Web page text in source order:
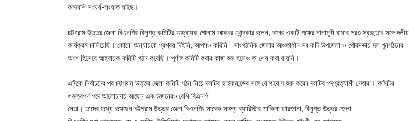
কমবেশি সংঘর্ষ-সংঘাত ঘটছে।
চট্টগ্রাম উত্তর জেলা বিএনপির বিলুপ্ত কমিটির আহ্বায়ক গোলাম আকবর খোন্দকার বলেন, দলের একটি পক্ষের নানামুখী বাধার পরও স্বচ্ছতার সঙ্গে দলীয়
কার্যক্রম চালিয়েছি। কোনো অন্যায়কে প্রশ্রয় দিইনি, আপসও করিনি। সাংগঠনিক জেলার আওতাধীন সব কটি উপজেলা ও পৌরসভায় দল পুনর্গঠনের
অংশ হিসেবে আহ্বায়ক কমিটি গঠন করেছি। পূর্ণাঙ্গ কমিটি করার কাজ শুরু হলেও তা শেষ করা যায়নি।
এদিকে নির্বাচনের পর চট্টগ্রাম উত্তর জেলা কমিটি গঠন নিয়ে দলটির হাইকমান্ডের সঙ্গে যোগাযোগ শুরু করেন দলটির পদপ্রত্যাশী নেতারা। কমিটির
গুরুত্বপূর্ণ পদে আলোচনায় আছেন এক ডজনেরও বেশি বিএনপি
নেতা। তাদের মধ্যে রয়েছেন চট্টগ্রাম উত্তর জেলা বিএনপির সাবেক সদস্য ব্যারিস্টার শাকিলা ফারজানা, বিলুপ্ত উত্তর জেলা